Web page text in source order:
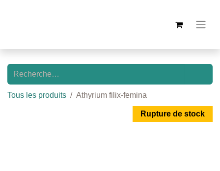
Tous les produits Athyrium filix-femina
Rupture de stock